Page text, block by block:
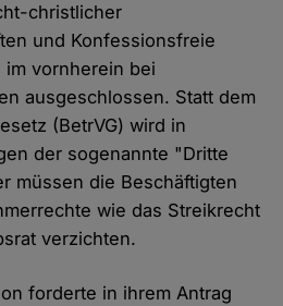
christlicher
und Konfessionsfreie
vornherein bei
ausgeschlossen. Statt dem
(BetrVG) wird in
der sogenannte "Dritte
müssen die Beschäftigten
wie das Streikrecht
verzichten.
forderte in ihrem Antrag